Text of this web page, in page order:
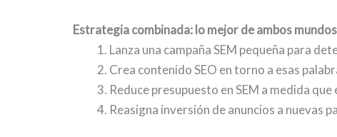
Estrategia combinada: lo mejor de ambos mundos
Lanza una campaña SEM pequeña para
Crea contenido SEO en torno a esas
Reduce presupuesto en SEM a medida
Reasigna inversión de anuncios a nuevas